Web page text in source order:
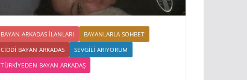
BAYAN ARKADAS ILANLARI
BAYANLARLA SOHBET
CIDDI BAYAN ARKADAS
SEVGILI ARIYORUM
TÜRKIYEDEN BAYAN ARKADAŞ